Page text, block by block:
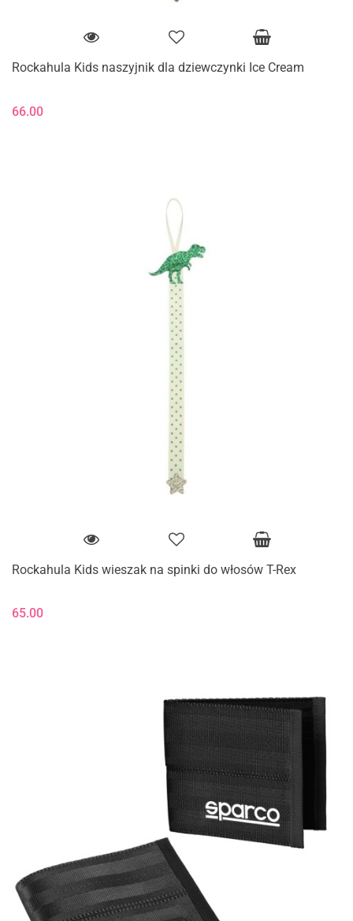
Rockahula Kids naszyjnik dla dziewczynki Ice Cream
66.00
Rockahula Kids wieszak na spinki do włosów T-Rex
65.00